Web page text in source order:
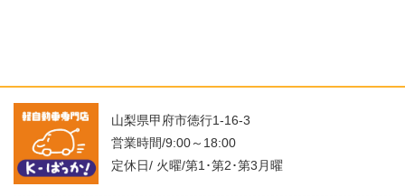
山梨県甲府市徳行1-16-3
営業時間/9:00～18:00
定休日/ 火曜/第1･第2･第3月曜